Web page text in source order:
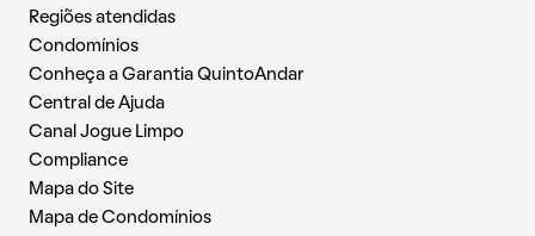
Regiões atendidas
Condomínios
Conheça a Garantia QuintoAndar
Central de Ajuda
Canal Jogue Limpo
Compliance
Mapa do Site
Mapa de Condomínios